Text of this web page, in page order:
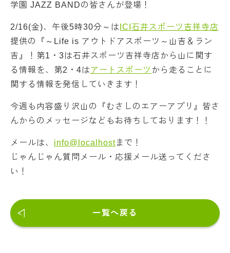
学園 JAZZ BANDの皆さんが登場！
2/16(金)、午後5時30分～は ICI石井スポーツ吉祥寺店
提供の『～Life is アウトドアスポーツ～山吉＆ラン
吉』！第1・3は石井スポーツ吉祥寺店から山に関す
る情報を、第2・4はアートスポーツ から走ることに
関する情報を発信していきます！
今週も内容盛り沢山の『むさしのエアーアプリ』皆さ
んからのメッセージなどもお待ちしております！！
メールは、 info@localhostまで！
じゃんじゃん質問メール・応援メール送ってくださ
い！
一覧へ戻る